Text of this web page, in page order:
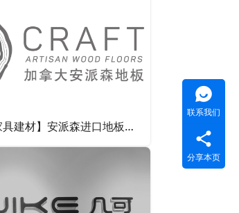
【家具建材】安派森进口地板GEO案例
联系我们
分享本页